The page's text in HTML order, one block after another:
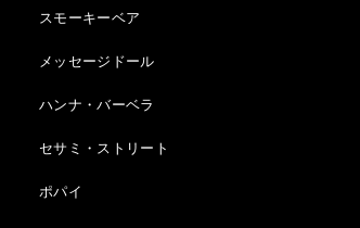
スモーキーベア
メッセージドール
ハンナ・バーベラ
セサミ・ストリート
ポパイ